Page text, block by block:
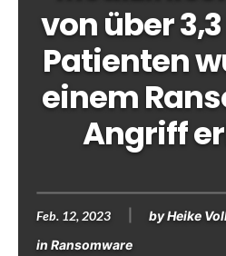
von über
Patienten
einem
Angriff
Feb. 12, 2023 byHeike
in Ransomware